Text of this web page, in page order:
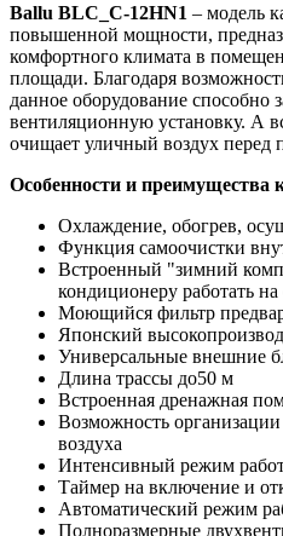
Ballu BLС_С-12HN1 – модель
повышенной мощности,
комфортного климата в
площади. Благодаря
данное оборудование способно
вентиляционную установку. А
очищает уличный воздух перед
Особенности и преимущества
Охлаждение, обогрев,
Функция самоочистки
Встроенный "зимний
кондиционеру работать
Моющийся фильтр
Японский
Универсальные внешние
Длина трассы до50 м
Встроенная дренажная
Возможность
воздуха
Интенсивный режим
Таймер на включение и
Автоматический режим
Полноразмерные